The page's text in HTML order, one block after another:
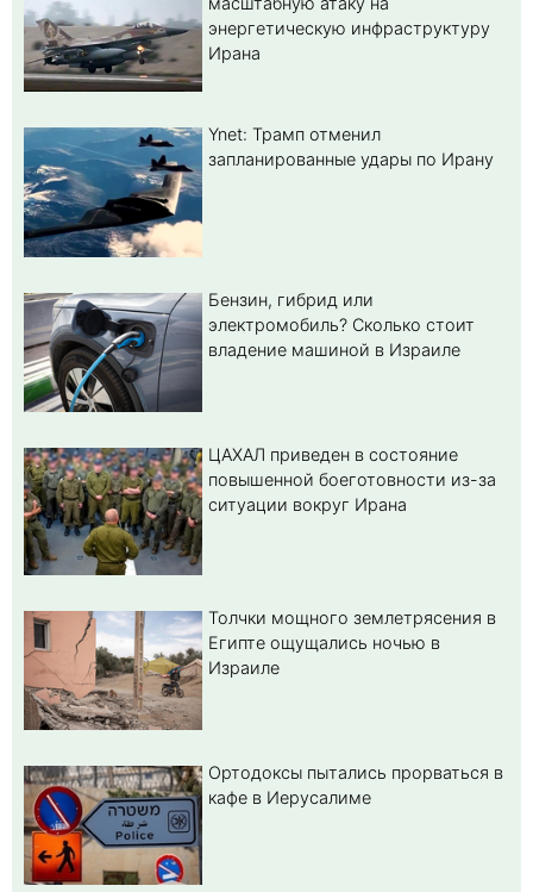
энергетическую инфраструктуру
Ирана
Ynet: Трамп отменил
запланированные удары по Ирану
Бензин, гибрид или
электромобиль? Cколько стоит
владение машиной в Израиле
ЦАХАЛ приведен в состояние
повышенной боеготовности из-за
ситуации вокруг Ирана
Толчки мощного землетрясения в
Египте ощущались ночью в
Израиле
Ортодоксы пытались прорваться в
кафе в Иерусалиме